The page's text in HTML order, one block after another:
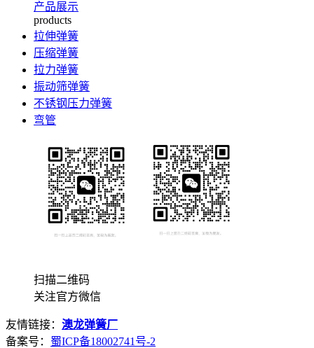
产品展示
products
拉伸弹簧
压缩弹簧
拉力弹簧
振动筛弹簧
不锈钢压力弹簧
弯管
扫描二维码
关注官方微信
友情链接： 澳龙弹簧厂
备案号： 蜀ICP备18002741号-2